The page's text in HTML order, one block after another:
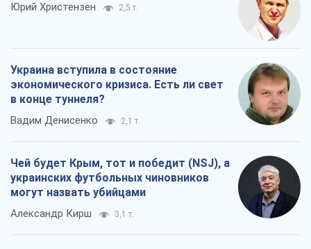
Юрий Христензен 2,5 т.
Украина вступила в состояние
экономического кризиса. Есть ли свет
в конце туннеля?
Вадим Денисенко 2,1 т.
Чей будет Крым, тот и победит (NSJ), а
украинских футбольных чиновников
могут назвать убийцами
Александр Кирш 3,1 т.